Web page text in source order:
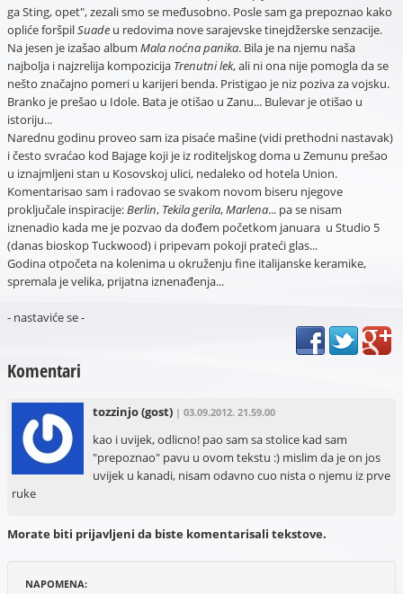
ga Sting, opet", zezali smo se međusobno. Posle sam ga prepoznao kako
opliće foršpilSuade u redovima nove sarajevske tinejdžerske senzacije.
Na jesen je izašao album Mala noćna panika. Bila je na njemu naša
najbolja i najzrelija kompozicija Trenutni lek, ali ni ona nije pomogla da se
nešto značajno pomeri u karijeri benda. Pristigao je niz poziva za vojsku.
Branko je prešao u Idole. Bata je otišao u Zanu... Bulevar je otišao u
istoriju...
Narednu godinu proveo sam iza pisaće mašine (vidi prethodni nastavak)
i često svraćao kod Bajage koji je iz roditeljskog doma u Zemunu prešao
u iznajmljeni stan u Kosovskoj ulici, nedaleko od hotela Union.
Komentarisao sam i radovao se svakom novom biseru njegove
proključale inspiracije:Berlin, Tekila gerila,Marlena... pa se nisam
iznenadio kada me je pozvao da dođem početkom januara u Studio 5
(danas bioskop Tuckwood) i pripevam pokoji prateći glas...
Godina otpočeta na kolenima u okruženju fine italijanske keramike,
spremala je velika, prijatna iznenađenja...
- nastaviće se -
Komentari
tozzinjo(gost) | 03.09.2012. 21.59.00
kao i uvijek, odlicno! pao sam sa stolice kad sam
"prepoznao" pavu u ovom tekstu :) mislim da je on jos
uvijek u kanadi, nisam odavno cuo nista o njemu iz prve
ruke
Morate biti prijavljeni da biste komentarisali tekstove.
NAPOMENA: